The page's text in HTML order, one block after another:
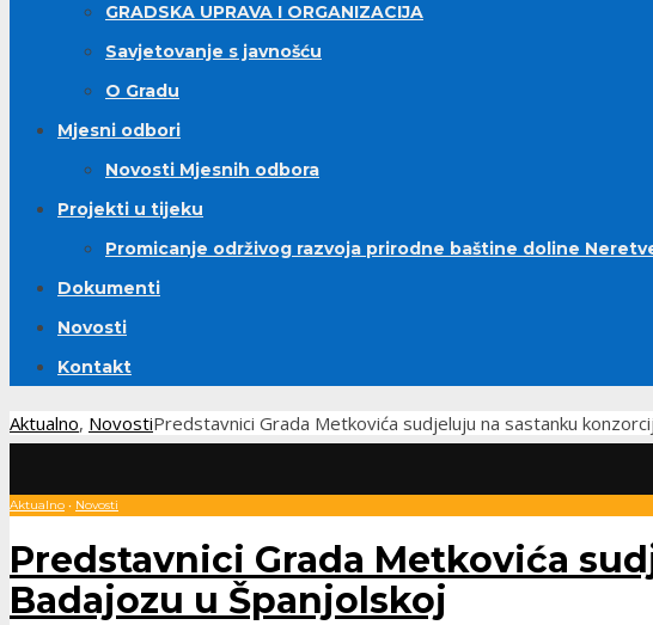
GRADSKA UPRAVA I ORGANIZACIJA
Savjetovanje s javnošću
O Gradu
Mjesni odbori
Novosti Mjesnih odbora
Projekti u tijeku
Promicanje održivog razvoja prirodne baštine doline
Dokumenti
Novosti
Kontakt
Aktualno, NovostiPredstavnici Grada Metkovića sudjeluju na sastanku
Aktualno • Novosti
Predstavnici Grada Metkovića
Badajozu u Španjolskoj